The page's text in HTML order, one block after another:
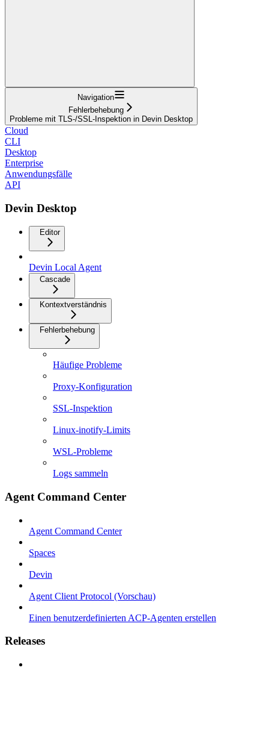
Navigation
Fehlerbehebung
Probleme mit TLS-/SSL-Inspektion in Devin Desktop
Cloud
CLI
Desktop
Enterprise
Anwendungsfälle
API
Devin Desktop
Editor
Devin Local Agent
Cascade
Kontextverständnis
Fehlerbehebung
Häufige Probleme
Proxy-Konfiguration
SSL-Inspektion
Linux-inotify-Limits
WSL-Probleme
Logs sammeln
Agent Command Center
Agent Command Center
Spaces
Devin
Agent Client Protocol (Vorschau)
Einen benutzerdefinierten ACP-Agenten erstellen
Releases